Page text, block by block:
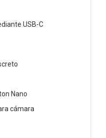
USB-C
Nano
cámara